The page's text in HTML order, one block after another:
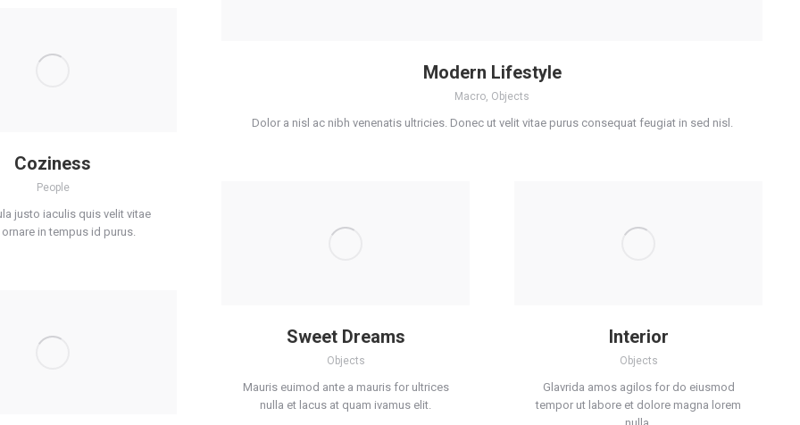
Modern Lifestyle
Macro, Objects
Dolor a nisl ac nibh venenatis ultricies. Donec ut velit vitae purus consequat feugiat in sed nisl.
Coziness
People
justo iaculis quis velit vitae
in tempus id purus.
Sweet Dreams
Objects
Mauris euimod ante a mauris for ultrices
nulla et lacus at quam ivamus elit.
Interior
Objects
Glavrida amos agilos for do eiusmod
tempor ut labore et dolore magna lorem